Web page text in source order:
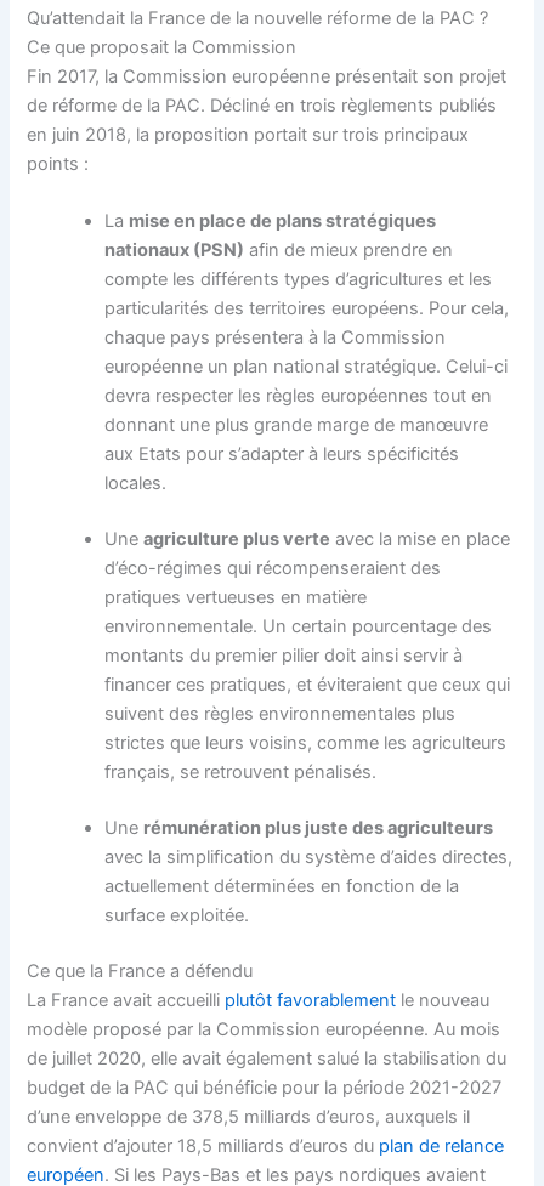
Qu’attendait la France de la nouvelle réforme de la PAC ?
Ce que proposait la Commission
Fin 2017, la Commission européenne présentait son projet
de réforme de la PAC. Décliné en trois règlements publiés
en juin 2018, la proposition portait sur trois principaux
points :
La mise en place de plans stratégiques
nationaux (PSN) afin de mieux prendre en
compte les différents types d’agricultures et les
particularités des territoires européens. Pour cela,
chaque pays présentera à la Commission
européenne un plan national stratégique. Celui-ci
devra respecter les règles européennes tout en
donnant une plus grande marge de manœuvre
aux Etats pour s’adapter à leurs spécificités
locales.
Uneagriculture plus verte avec la mise en place
d’éco-régimes qui récompenseraient des
pratiques vertueuses en matière
environnementale. Un certain pourcentage des
montants du premier pilier doit ainsi servir à
financer ces pratiques, et éviteraient que ceux qui
suivent des règles environnementales plus
strictes que leurs voisins, comme les agriculteurs
français, se retrouvent pénalisés.
Une rémunération plus juste des agriculteurs
avec la simplification du système d’aides directes,
actuellement déterminées en fonction de la
surface exploitée.
Ce que la France a défendu
La France avait accueilli plutôt favorablement le nouveau
modèle proposé par la Commission européenne. Au mois
de juillet 2020, elle avait également salué la stabilisation du
budget de la PAC qui bénéficie pour la période 2021-2027
d’une enveloppe de 378,5 milliards d’euros, auxquels il
convient d’ajouter 18,5 milliards d’euros du plan de relance
européen. Si les Pays-Bas et les pays nordiques avaient